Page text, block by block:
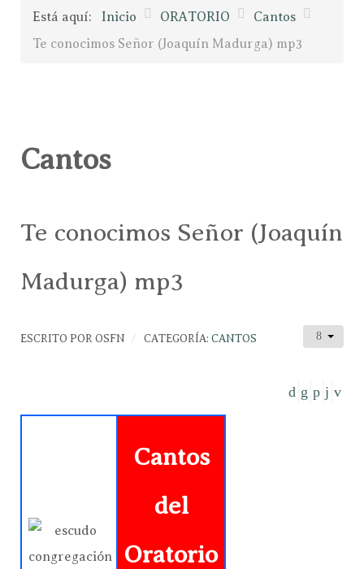
Está aquí: Inicio ORATORIO
Cantos
Te conocimos Señor (Joaquín Madurga) mp3
Cantos
Te conocimos Señor (Joaquín
Madurga) mp3
ESCRITO POR OSFN CATEGORÍA: CANTOS
Cantos
del
Oratorio